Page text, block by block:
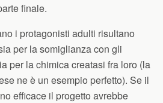
finale.
i protagonisti adulti risultano
per la somiglianza con gli
per la chimica creatasi fra loro (la
ne è un esempio perfetto). Se il
efficace il progetto avrebbe